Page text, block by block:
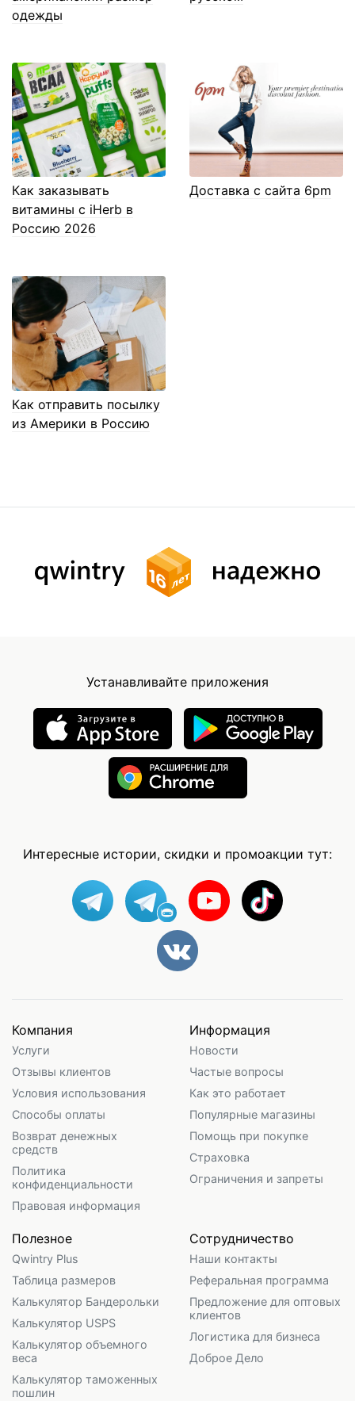
одежды
Как заказывать
витамины с iHerb в
Россию 2026
Доставка с сайта 6pm
Как отправить посылку
из Америки в Россию
Устанавливайте приложения
Интересные истории, скидки и промоакции тут:
Компания
Услуги
Отзывы клиентов
Условия использования
Способы оплаты
Возврат денежных
средств
Политика
конфиденциальности
Правовая информация
Информация
Новости
Частые вопросы
Как это работает
Популярные магазины
Помощь при покупке
Страховка
Ограничения и запреты
Полезное
Qwintry Plus
Таблица размеров
Калькулятор Бандерольки
Калькулятор USPS
Калькулятор объемного
веса
Калькулятор таможенных
пошлин
Сотрудничество
Наши контакты
Реферальная программа
Предложение для оптовых
клиентов
Логистика для бизнеса
Доброе Дело